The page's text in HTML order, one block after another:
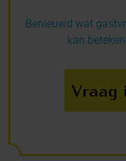
Benieuwd wat
kan
Vraag